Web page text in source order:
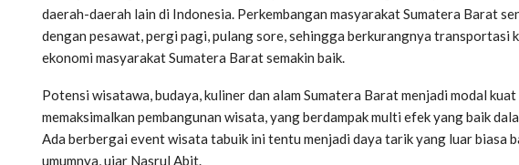
daerah-daerah lain di Indonesia. Perkembangan masyarakat Sumatera Barat
dengan pesawat, pergi pagi, pulang sore, sehingga berkurangnya transportasi
ekonomi masyarakat Sumatera Barat semakin baik.
Potensi wisatawa, budaya, kuliner dan alam Sumatera Barat menjadi modal
memaksimalkan pembangunan wisata, yang berdampak multi efek yang baik
Ada berbergai event wisata tabuik ini tentu menjadi daya tarik yang luar biasa
umumnya, ujar Nasrul Abit.